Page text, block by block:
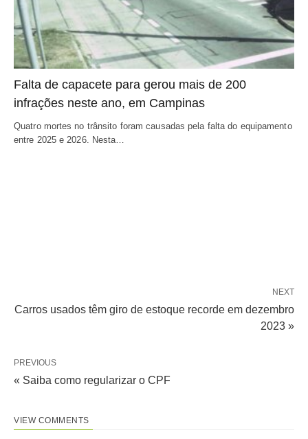
Falta de capacete para gerou mais de 200
infrações neste ano, em Campinas
Quatro mortes no trânsito foram causadas pela falta do equipamento
entre 2025 e 2026. Nesta…
NEXT
Carros usados têm giro de estoque recorde em dezembro
2023 »
PREVIOUS
« Saiba como regularizar o CPF
VIEW COMMENTS